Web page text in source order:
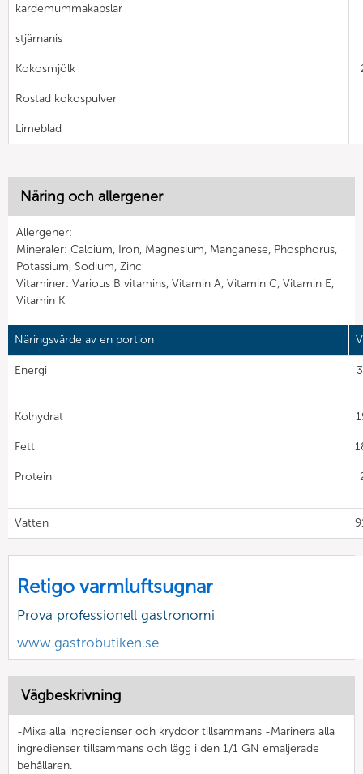
kardemummakapslar
stjärnanis
Kokosmjölk
Rostad kokospulver
Limeblad
Näring och allergener
Allergener:
Mineraler: Calcium, Iron, Magnesium, Manganese, Phosphorus,
Potassium, Sodium, Zinc
Vitaminer: Various B vitamins, Vitamin A, Vitamin C, Vitamin E,
Vitamin K
Näringsvärde av en portion
Energi
Kolhydrat
Fett
Protein
Vatten
Retigo varmluftsugnar
Prova professionell gastronomi
www.gastrobutiken.se
Vägbeskrivning
-Mixa alla ingredienser och kryddor tillsammans -Marinera alla
ingredienser tillsammans och lägg i den 1/1 GN emaljerade
behållaren.